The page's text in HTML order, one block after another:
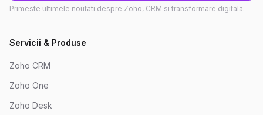
Primeste ultimele noutati despre Zoho, CRM si transformare digitala.
Servicii & Produse
Zoho CRM
Zoho One
Zoho Desk